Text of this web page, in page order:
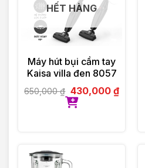
HẾT HÀNG
Máy hút bụi cầm tay
Kaisa villa đen 8057
650,000₫ 430,000 ₫